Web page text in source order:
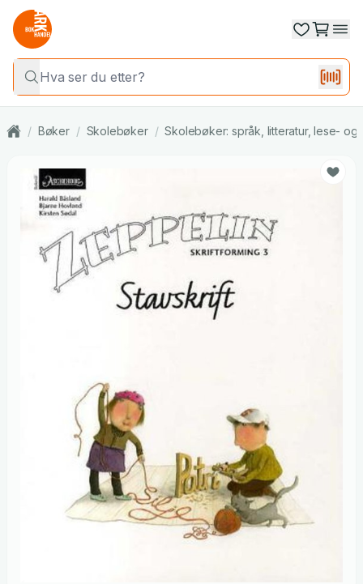
/ Bøker / Skolebøker / Skolebøker: språk, litteratur, lese-